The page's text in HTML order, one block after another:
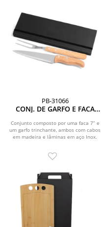
PB-31066
CONJ. DE GARFO E FACA
ESTOJO PRETO - 3 PÇS
Conjunto composto por uma faca 7” e
um garfo trinchante, ambos com cabos
em madeira e lâminas em aço Inox.